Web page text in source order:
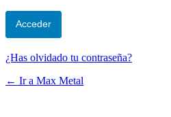
¿Has olvidado tu contraseña?
← Ir a Max Metal